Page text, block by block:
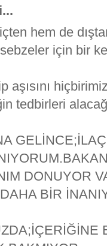
hem de
için bir
aşısını
tedbirleri
DONUYOR
BİR